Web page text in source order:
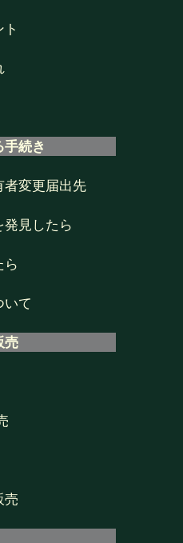
手続き
者変更届出先
見したら
ら
いて
売
売